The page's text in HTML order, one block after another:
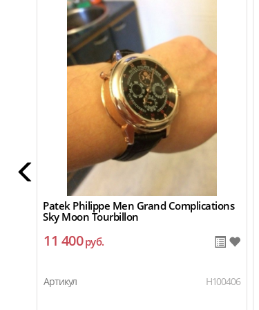
Patek Philippe Men Grand Complications
Sky Moon Tourbillon
11 400руб.
Артикул H100406